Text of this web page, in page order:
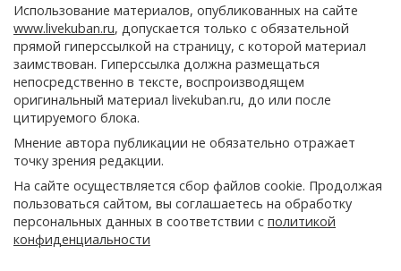
Использование материалов, опубликованных на сайте
www.livekuban.ru, допускается только с обязательной
прямой гиперссылкой на страницу, с которой материал
заимствован. Гиперссылка должна размещаться
непосредственно в тексте, воспроизводящем
оригинальный материал livekuban.ru, до или после
цитируемого блока.
Мнение автора публикации не обязательно отражает
точку зрения редакции.
На сайте осуществляется сбор файлов cookie. Продолжая
пользоваться сайтом, вы соглашаетесь на обработку
персональных данных в соответствии с политикой
конфиденциальности